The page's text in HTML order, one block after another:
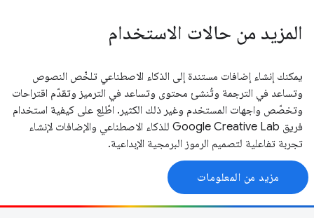
المزيد من حالات الاستخدام
يمكنك إنشاء إضافات مستندة إلى الذكاء الاصطناعي تلخّص النصوص
وتساعد في الترجمة وتُنشئ محتوى وتساعد في الترميز وتقدّم اقتراحات
وتخصّص واجهات المستخدم وغير ذلك الكثير. اطّلِع على كيفية استخدام
فريق Google Creative Lab للذكاء الاصطناعي والإضافات لإنشاء
تجربة تفاعلية لتصميم الرموز البرمجية الإبداعية.
مزيد من المعلومات